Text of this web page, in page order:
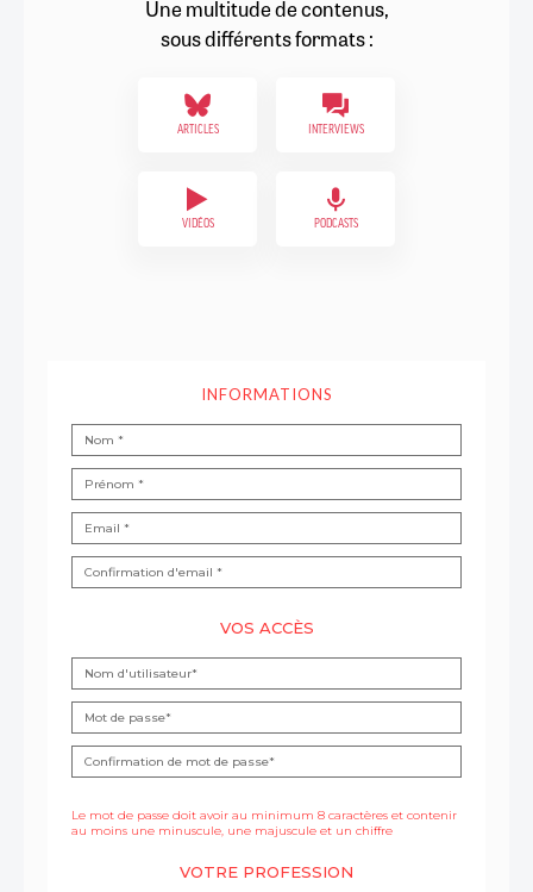
Une multitude de contenus,
sous différents formats :
ARTICLES INTERVIEWS
VIDÉOS PODCASTS